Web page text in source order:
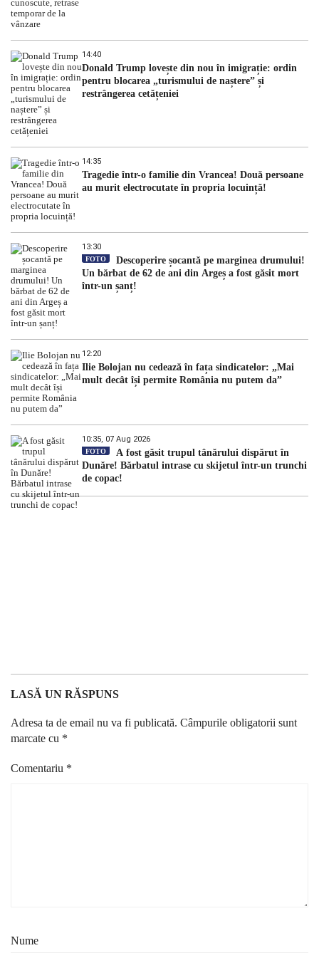
14:40
Donald Trump lovește din nou în imigrație: ordin
pentru blocarea „turismului de naștere” și
restrângerea cetățeniei
14:35
Tragedie într-o familie din Vrancea! Două persoane
au murit electrocutate în propria locuință!
13:30
FOTO
Descoperire șocantă pe marginea drumului!
Un bărbat de 62 de ani din Argeș a fost găsit mort
într-un șanț!
12:20
Ilie Bolojan nu cedează în fața sindicatelor: „Mai
mult decât își permite România nu putem da”
10:35, 07 Aug 2026
FOTO
A fost găsit trupul tânărului dispărut în
Dunăre! Bărbatul intrase cu skijetul într-un trunchi
de copac!
LASĂ UN RĂSPUNS
Adresa ta de email nu va fi publicată. Câmpurile obligatorii sunt
marcate cu *
Comentariu *
Nume